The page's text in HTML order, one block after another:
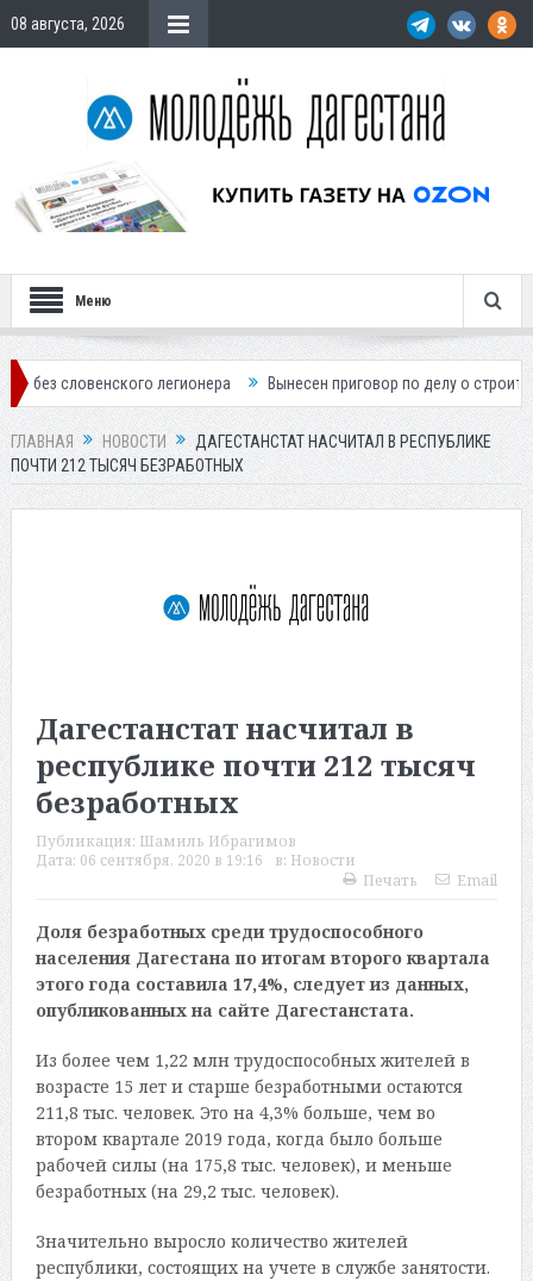
08 августа, 2026
Меню
легионера Вынесен приговор по делу о строительстве
ГЛАВНАЯ НОВОСТИ
ДАГЕСТАНСТАТ НАСЧИТАЛ В РЕСПУБЛИКЕ
ПОЧТИ 212 ТЫСЯЧ БЕЗРАБОТНЫХ
Дагестанстат насчитал в
республике почти 212 тысяч
безработных
Публикация: Шамиль Ибрагимов
Дата: 06 сентября, 2020 в 19:16 в: Новости
Печать
Email
Доля безработных среди трудоспособного
населения Дагестана по итогам второго квартала
этого года составила 17,4%, следует из данных,
опубликованных на сайте Дагестанстата.
Из более чем 1,22 млн трудоспособных жителей в
возрасте 15 лет и старше безработными остаются
211,8 тыс. человек. Это на 4,3% больше, чем во
втором квартале 2019 года, когда было больше
рабочей силы (на 175,8 тыс. человек), и меньше
безработных (на 29,2 тыс. человек).
Значительно выросло количество жителей
республики, состоящих на учете в службе занятости.